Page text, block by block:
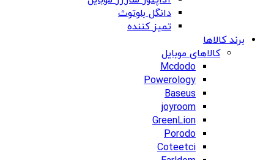
دانگل بلوتوث
تمیز کننده
برند کالاها
کالاهای موبایل
Mcdodo
Powerology
Baseus
joyroom
GreenLion
Porodo
Coteetci